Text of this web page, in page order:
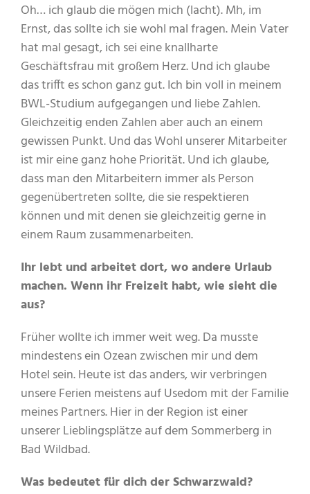
Oh… ich glaub die mögen mich (lacht). Mh, im
Ernst, das sollte ich sie wohl mal fragen. Mein Vater
hat mal gesagt, ich sei eine knallharte
Geschäftsfrau mit großem Herz. Und ich glaube
das trifft es schon ganz gut. Ich bin voll in meinem
BWL-Studium aufgegangen und liebe Zahlen.
Gleichzeitig enden Zahlen aber auch an einem
gewissen Punkt. Und das Wohl unserer Mitarbeiter
ist mir eine ganz hohe Priorität. Und ich glaube,
dass man den Mitarbeitern immer als Person
gegenübertreten sollte, die sie respektieren
können und mit denen sie gleichzeitig gerne in
einem Raum zusammenarbeiten.
Ihr lebt und arbeitet dort, wo andere Urlaub
machen. Wenn ihr Freizeit habt, wie sieht die
aus?
Früher wollte ich immer weit weg. Da musste
mindestens ein Ozean zwischen mir und dem
Hotel sein. Heute ist das anders, wir verbringen
unsere Ferien meistens auf Usedom mit der Familie
meines Partners. Hier in der Region ist einer
unserer Lieblingsplätze auf dem Sommerberg in
Bad Wildbad.
Was bedeutet für dich der Schwarzwald?